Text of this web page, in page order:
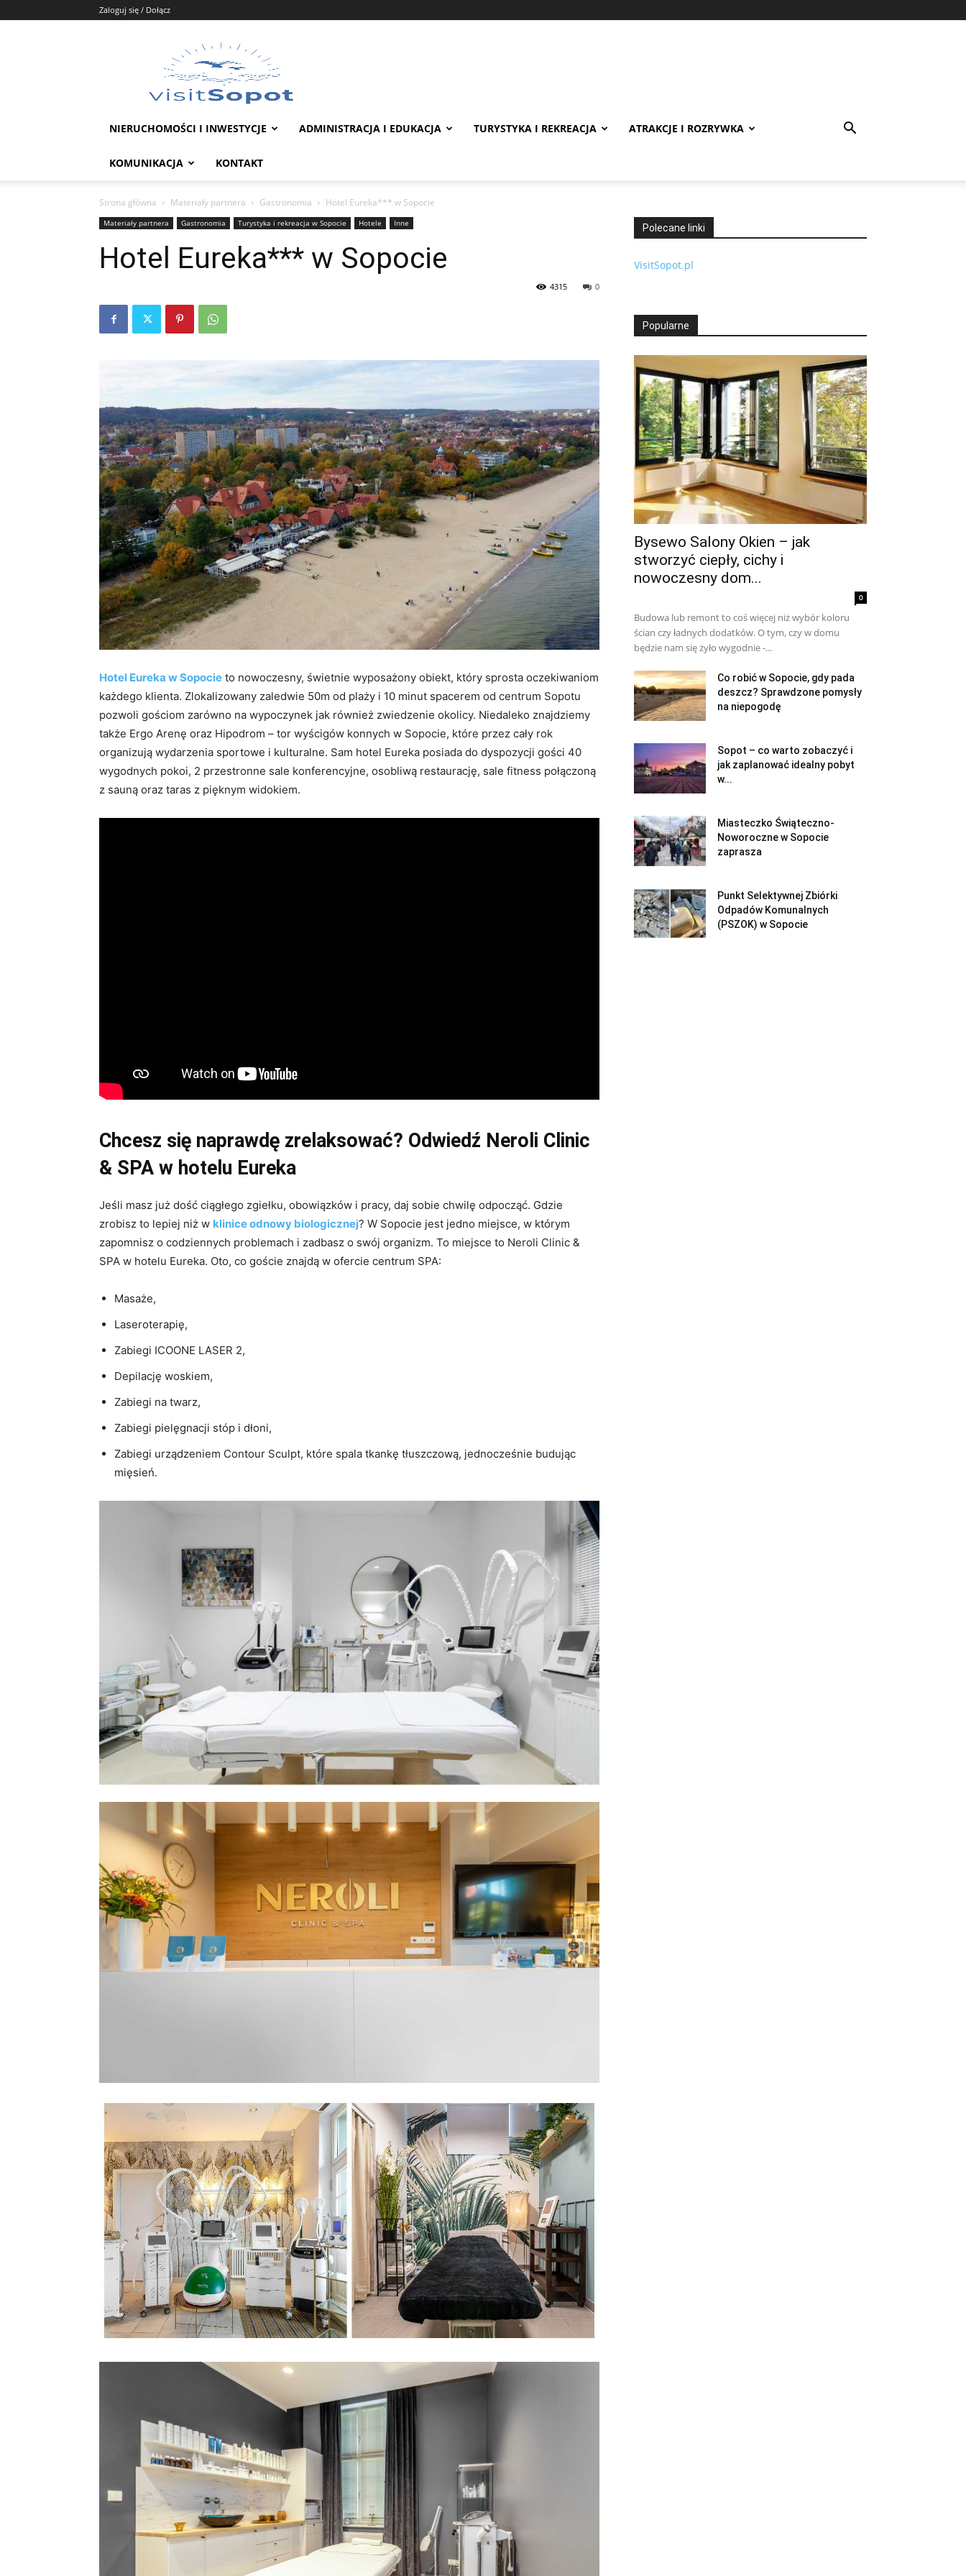
Zaloguj się / Dołącz
Portal
Sopot
NIERUCHOMOŚCI I INWESTYCJE ADMINISTRACJA I EDUKACJA TURYSTYKA I REKREACJA ATRAKCJE I ROZRYWKA
KOMUNIKACJA KONTAKT
Strona główna Materiały partnera Gastronomia Hotel Eureka*** w Sopocie
Materiały partnera Gastronomia Turystyka i rekreacja w Sopocie Hotele Inne
Hotel Eureka*** w Sopocie
0
4315
Hotel Eureka w Sopocie to nowoczesny, świetnie wyposażony obiekt, który sprosta oczekiwaniom
każdego klienta. Zlokalizowany zaledwie 50m od plaży i 10 minut spacerem od centrum Sopotu
pozwoli gościom zarówno na wypoczynek jak również zwiedzenie okolicy. Niedaleko znajdziemy
także Ergo Arenę oraz Hipodrom – tor wyścigów konnych w Sopocie, które przez cały rok
organizują wydarzenia sportowe i kulturalne. Sam hotel Eureka posiada do dyspozycji gości 40
wygodnych pokoi, 2 przestronne sale konferencyjne, osobliwą restaurację, sale fitness połączoną
z sauną oraz taras z pięknym widokiem.
Chcesz się naprawdę zrelaksować? Odwiedź Neroli Clinic
& SPA w hotelu Eureka
Jeśli masz już dość ciągłego zgiełku, obowiązków i pracy, daj sobie chwilę odpocząć. Gdzie
zrobisz to lepiej niż w klinice odnowy biologicznej? W Sopocie jest jedno miejsce, w którym
zapomnisz o codziennych problemach i zadbasz o swój organizm. To miejsce to Neroli Clinic &
SPA w hotelu Eureka. Oto, co goście znajdą w ofercie centrum SPA:
Masaże,
Laseroterapię,
Zabiegi ICOONE LASER 2,
Depilację woskiem,
Zabiegi na twarz,
Zabiegi pielęgnacji stóp i dłoni,
Zabiegi urządzeniem Contour Sculpt, które spala tkankę tłuszczową, jednocześnie budując
mięsień.
Polecane linki
VisitSopot.pl
Popularne
Bysewo Salony Okien – jak
stworzyć ciepły, cichy i
nowoczesny dom...
0
Budowa lub remont to coś więcej niż wybór koloru
ścian czy ładnych dodatków. O tym, czy w domu
będzie nam się żyło wygodnie -...
Co robić w Sopocie, gdy pada
deszcz? Sprawdzone pomysły
na niepogodę
Sopot – co warto zobaczyć i
jak zaplanować idealny pobyt
w...
Miasteczko Świąteczno-
Noworoczne w Sopocie
zaprasza
Punkt Selektywnej Zbiórki
Odpadów Komunalnych
(PSZOK) w Sopocie